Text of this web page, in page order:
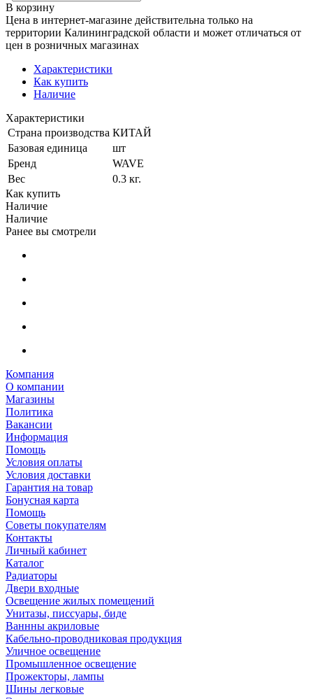
В корзину
Цена в интернет-магазине действительна только на
территории Калининградской области и может отличаться от
цен в розничных магазинах
Характеристики
Как купить
Наличие
Характеристики
Страна производства КИТАЙ
Базовая единица
шт
Бренд
WAVE
Вес
0.3 кг.
Как купить
Наличие
Наличие
Ранее вы смотрели
Компания
О компании
Магазины
Политика
Вакансии
Информация
Помощь
Условия оплаты
Условия доставки
Гарантия на товар
Бонусная карта
Помощь
Советы покупателям
Контакты
Личный кабинет
Каталог
Радиаторы
Двери входные
Освещение жилых помещений
Унитазы, писсуары, биде
Ваннны акриловые
Кабельно-проводниковая продукция
Уличное освещение
Промышленное освещение
Прожекторы, лампы
Шины легковые